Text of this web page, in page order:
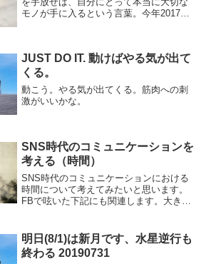
モノが手に入るという言葉。今年2017年
ない。自らの心から...
JUST DO IT. 動けばやる気が出て
くる。
動こう。やる気が出てくる。筋肉への刺
激がいいかな。
SNS時代のコミュニケーションを
考える（時間）
SNS時代のコミュニケーションにおける
時間について考えてみたいと思います。
FBで呟いた下記にも関連します。大きな
思います。昔、急ぎの用事だと電話を掛
けていましたね。しか...
明日(8/1)は新月です、水星逆行も
終わる 20190731